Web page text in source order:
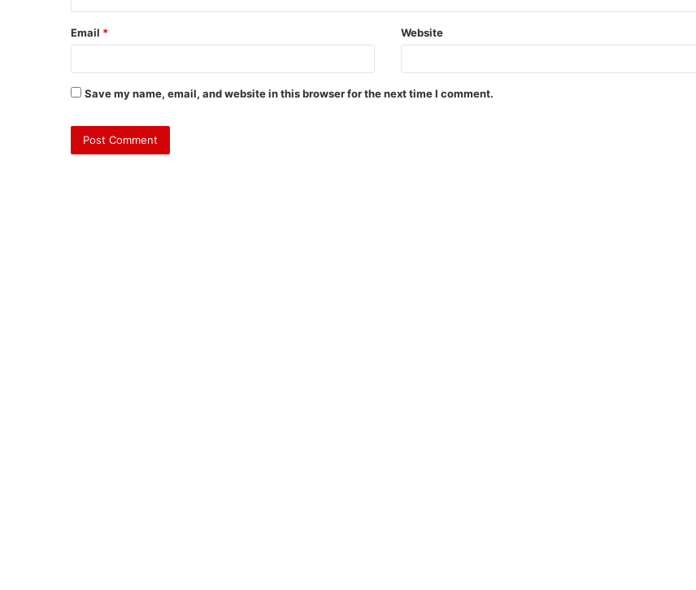
Email * Website
Save my name, email, and website in this browser for the next time I comment.